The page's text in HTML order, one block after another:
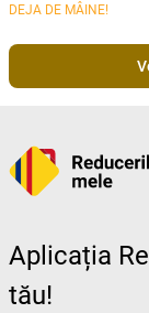
DEJA DE MÂINE!
Aplicația
tău!